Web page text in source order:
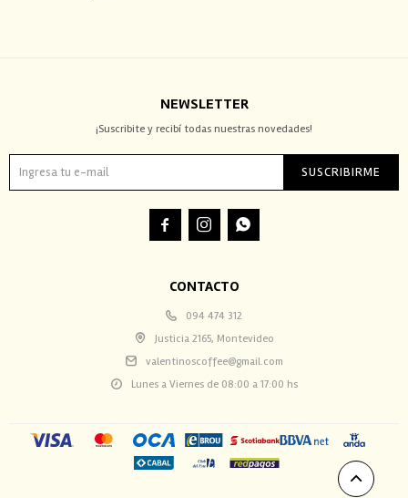
CONTACTO
094 474 312
Justicia 2165, Montevideo
valentinoscoffee@gmail.com
Lunes a Viernes de 08:00 a 17:00 hs
NEWSLETTER
¡Suscribite y recibí todas nuestras novedades!
SUSCRIBIRME
  